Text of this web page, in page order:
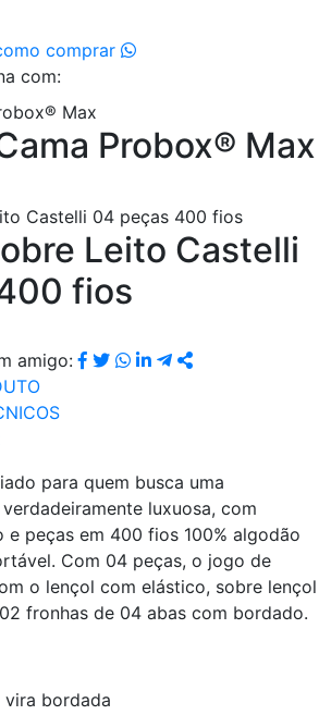
comprar
com:
Probox® Max
Leito Castelli
fios
amigo:
para quem busca uma
luxuosa, com
peças em 400 fios 100% algodão
Com 04 peças, o jogo de
o lençol com elástico, sobre lençol
fronhas de 04 abas com bordado.
vira bordada